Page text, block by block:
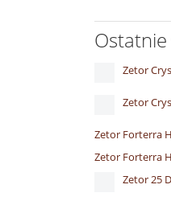
Zetor
Zetor
Zetor Forterra
Zetor Forterra
Zetor 25